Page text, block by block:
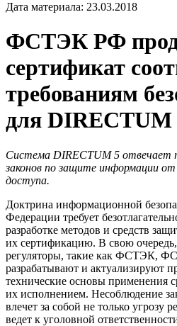
Дата материала: 23.03.2018
ФСТЭК РФ
сертификат
требованиям
для DIRECTUM
Система DIRECTUM 5 отвечает
законов по защите информации от
доступа.
Доктрина информационной
Федерации требует
разработке методов и средств
их сертификацию. В свою
регуляторы, такие как ФСТЭК,
разрабатывают и актуализируют
технические основы применения
их исполнением. Несоблюдение
влечет за собой не только угрозу
ведет к уголовной